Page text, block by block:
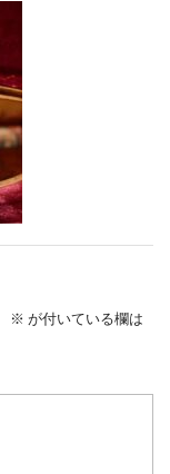
※ が付いている欄は